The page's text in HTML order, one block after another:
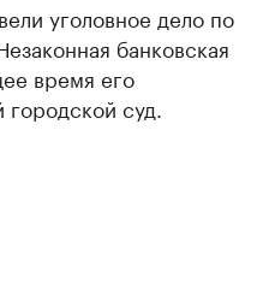
уголовное дело по
банковская
время его
суд.